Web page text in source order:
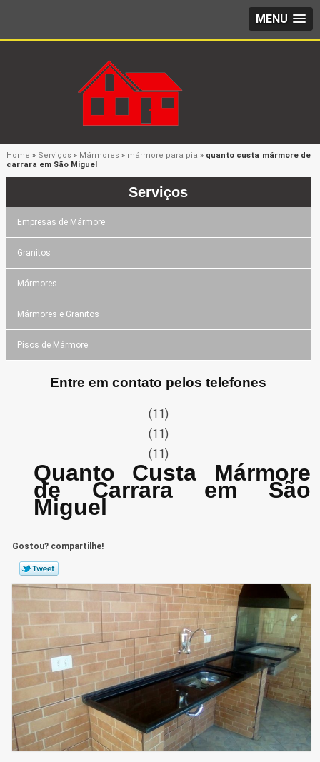
MENU
Home » Serviços» Mármores» mármore para pia» quanto custa mármore de
carrara em São Miguel
Serviços
Empresas de Mármore
Granitos
Mármores
Mármores e Granitos
Pisos de Mármore
Entre em contato pelos telefones
(11)
(11)
(11)
Quanto Custa Mármore
de Carrara em São
Miguel
Gostou? compartilhe!